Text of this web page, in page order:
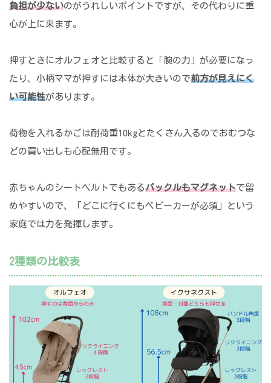
負担が少ないのがうれしいポイントですが、その代わりに重
心が上に来ます。
押すときにオルフェオと比較すると「腕の力」が必要になっ
たり、小柄ママが押すには本体が大きいので前方が見えにく
い可能性があります。
荷物を入れるかごは耐荷重10kgとたくさん入るのでおむつな
どの買い出しも心配無用です。
赤ちゃんのシートベルトでもあるバックルもマグネットで留
めやすいので、「どこに行くにもベビーカーが必須」という
家庭では力を発揮します。
2種類の比較表